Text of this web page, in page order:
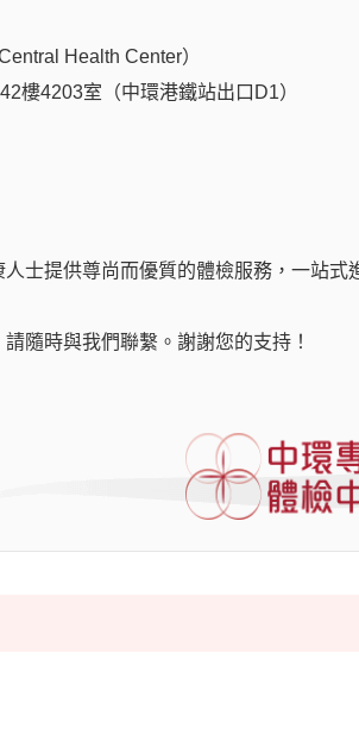
Report interpretation by
Health Center）
樓4203室（中環港鐵站出口D1）
人士提供尊尚而優質的體檢服務，一站式
隨時與我們聯繫。謝謝您的支持！